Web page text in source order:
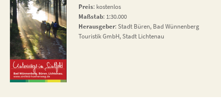
Preis: kostenlos
Maßstab: 1:30.000
Herausgeber: Stadt Büren, Bad Wünnenberg
Touristik GmbH, Stadt Lichtenau